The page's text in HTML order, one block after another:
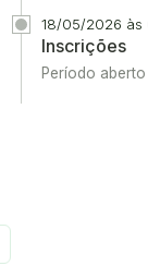
18/05/2026 às
Inscrições
Período